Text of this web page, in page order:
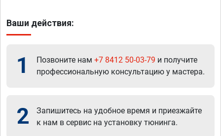
Ваши действия:
1 Позвоните нам +7 8412 50-03-79 и получите
профессиональную консультацию у мастера.
2
Запишитесь на удобное время и приезжайте
к нам в сервис на установку тюнинга.